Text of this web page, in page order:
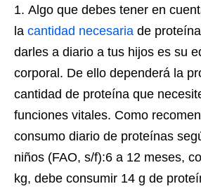
Algo que debes tener en
la cantidad necesaria de
darles a diario a tus hijos es su
corporal. De ello dependerá la
cantidad de proteína que
funciones vitales. Como
consumo diario de proteínas
niños (FAO, s/f):6 a 12 meses,
kg, debe consumir 14 g de